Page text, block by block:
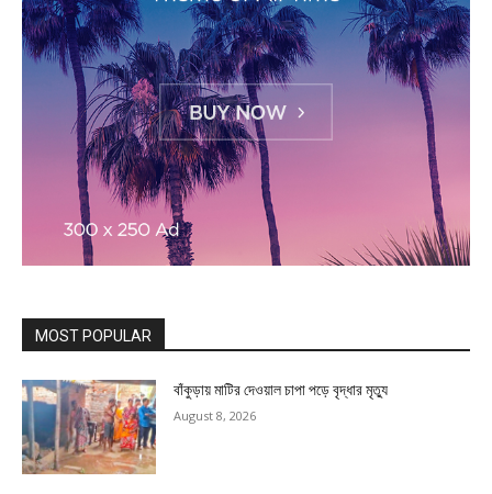
MOST POPULAR
বাঁকুড়ায় মাটির দেওয়াল চাপা পড়ে বৃদ্ধার মৃত্যু
August 8, 2026